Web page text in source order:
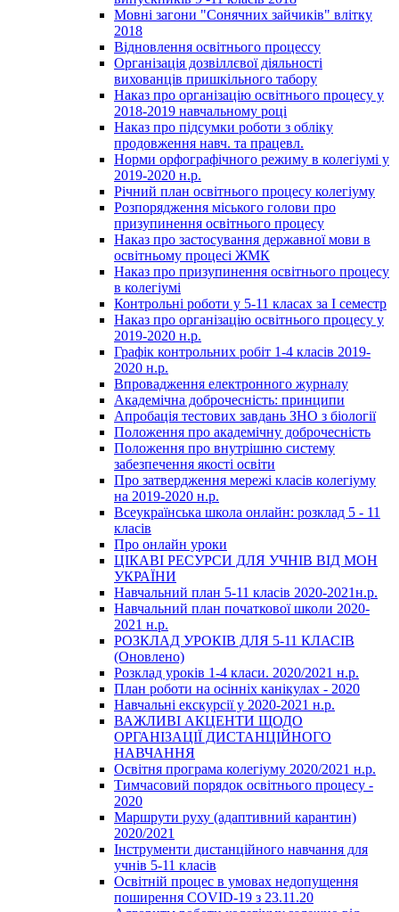
Мовні загони "Сонячних зайчиків" влітку
2018
Відновлення освітнього процессу
Організація дозвіллєвої діяльності
вихованців пришкільного табору
Наказ про організацію освітнього процесу у
2018-2019 навчальному році
Наказ про підсумки роботи з обліку
продовження навч. та працевл.
Норми орфографічного режиму в колегіумі у
2019-2020 н.р.
Річний план освітнього процесу колегіуму
Розпорядження міського голови про
призупинення освітнього процесу
Наказ про застосування державної мови в
освітньому процесі ЖМК
Наказ про призупинення освітнього процесу
в колегіумі
Контрольні роботи у 5-11 класах за І семестр
Наказ про організацію освітнього процесу у
2019-2020 н.р.
Графік контрольних робіт 1-4 класів 2019-
2020 н.р.
Впровадження електронного журналу
Академічна доброчесність: принципи
Апробація тестових завдань ЗНО з біології
Положення про академічну доброчесність
Положення про внутрішню систему
забезпечення якості освіти
Про затвердження мережі класів колегіуму
на 2019-2020 н.р.
Всеукраїнська школа онлайн: розклад 5 - 11
класів
Про онлайн уроки
ЦІКАВІ РЕСУРСИ ДЛЯ УЧНІВ ВІД МОН
УКРАЇНИ
Навчальний план 5-11 класів 2020-2021н.р.
Навчальний план початкової школи 2020-
2021 н.р.
РОЗКЛАД УРОКІВ ДЛЯ 5-11 КЛАСІВ
(Оновлено)
Розклад уроків 1-4 класи. 2020/2021 н.р.
План роботи на осінніх канікулах - 2020
Навчальні екскурсії у 2020-2021 н.р.
ВАЖЛИВІ АКЦЕНТИ ЩОДО
ОРГАНІЗАЦІЇ ДИСТАНЦІЙНОГО
НАВЧАННЯ
Освітня програма колегіуму 2020/2021 н.р.
Тимчасовий порядок освітнього процесу -
2020
Маршрути руху (адаптивний карантин)
2020/2021
Інструменти дистанційного навчання для
учнів 5-11 класів
Освітній процес в умовах недопущення
поширення COVID-19 з 23.11.20